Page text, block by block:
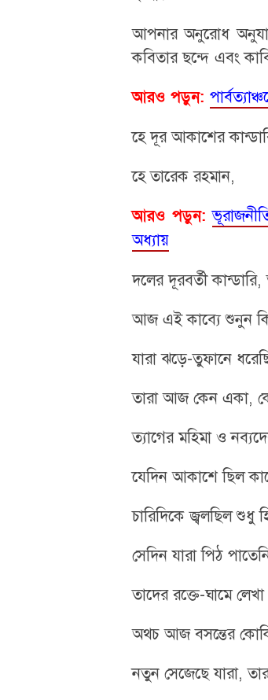
​আপনার অনুরোধ
কবিতার ছন্দে এবং
আরও পড়ুন:
​হে দূর আকাশের
​হে তারেক রহমান,
আরও পড়ুন:
অধ্যায়
দলের দূরবর্তী
আজ এই কাব্যে শুনুন
যারা ঝড়ে-তুফানে
তারা আজ কেন একা,
​ত্যাগের মহিমা ও
​যেদিন আকাশে ছিল
চারিদিকে জ্বলছিল শুধু
সেদিন যারা পিঠ
তাদের রক্তে-ঘামে
​অথচ আজ বসন্তের
নতুন সেজেছে যারা,